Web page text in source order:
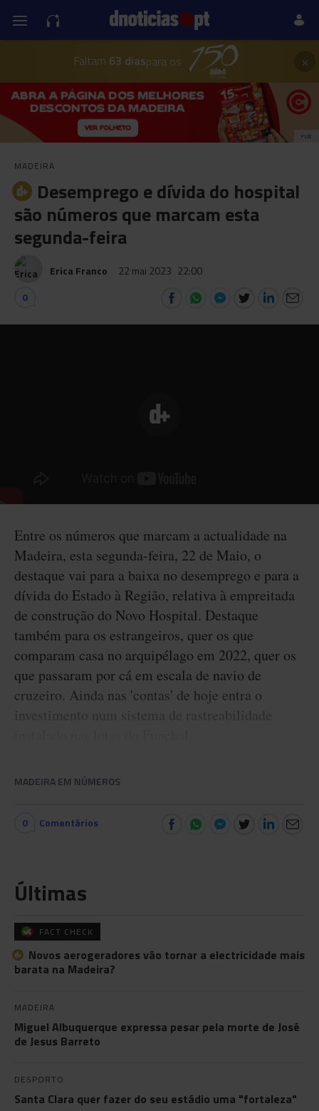
Faltam 63 diaspara os ×
PUB
MADEIRA
Desemprego e dívida do hospital
são números que marcam esta
segunda-feira
Erica Franco 22 mai 2023 22:00
0
Entre os números que marcam a actualidade na
Madeira, esta segunda-feira, 22 de Maio, o
destaque vai para a baixa no desemprego e para a
dívida do Estado à Região, relativa à empreitada
de construção do Novo Hospital. Destaque
também para os estrangeiros, quer os que
comparam casa no arquipélago em 2022, quer os
que passaram por cá em escala de navio de
cruzeiro. Ainda nas 'contas' de hoje entra o
investimento num sistema de rastreabilidade
MADEIRA EM NÚMEROS
0 Comentários
Últimas
FACT CHECK
Novos aerogeradores vão tornar a electricidade mais
barata na Madeira?
MADEIRA
Miguel Albuquerque expressa pesar pela morte de José
de Jesus Barreto
DESPORTO
Santa Clara quer fazer do seu estádio uma "fortaleza"